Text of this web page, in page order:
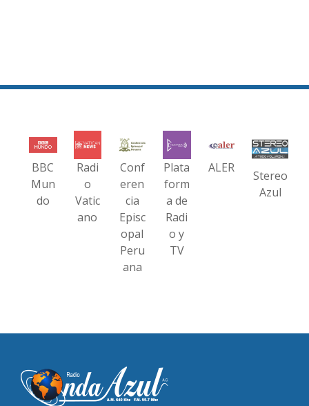
BBC
Mun
do
Radi
o
Vatic
ano
Conf
eren
cia
Episc
opal
Peru
ana
Plata
form
a de
Radi
o y
TV
ALER
Stereo
Azul